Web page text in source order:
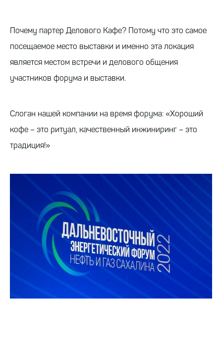
Почему партер Делового Кафе? Потому что это самое
посещаемое место выставки и именно эта локация
является местом встречи и делового общения
участников форума и выставки.
Слоган нашей компании на время форума: «Хороший
кофе – это ритуал, качественный инжиниринг – это
традиция!»